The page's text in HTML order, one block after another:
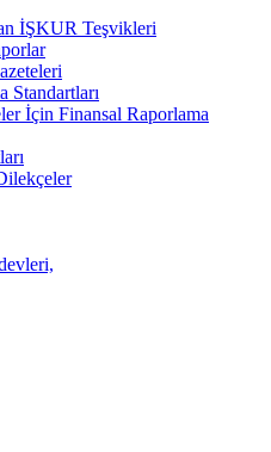
İŞKUR Teşvikleri
Standartları
İçin Finansal Raporlama